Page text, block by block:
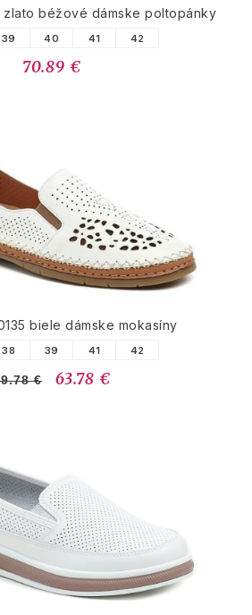
béžové dámske poltopánky
39 40 41 42
70.89 €
biele dámske mokasíny
38 39 41 42
€ 63.78 €